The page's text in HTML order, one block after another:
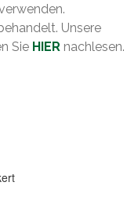
Unsere
Sie HIER nachlesen.